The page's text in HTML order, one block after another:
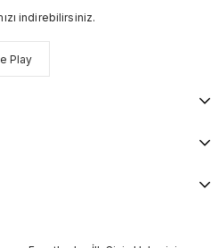
indirebilirsiniz.
Play